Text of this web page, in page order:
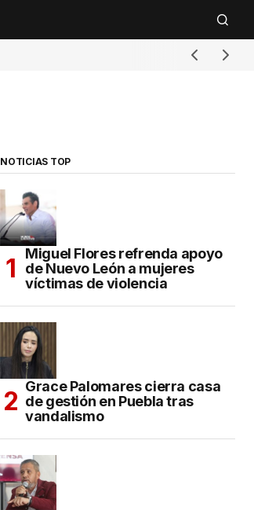
NOTICIAS TOP
Miguel Flores refrenda apoyo
de Nuevo León a mujeres
víctimas de violencia
Grace Palomares cierra casa
de gestión en Puebla tras
vandalismo